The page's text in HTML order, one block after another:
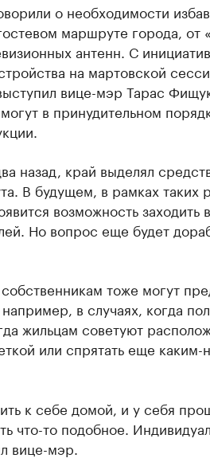
о необходимости
маршруте города, от
антенн. С
на мартовской
вице-мэр Тарас
в принудительном
назад, край выделял
В будущем, в рамках таких
возможность заходить
Но вопрос еще будет
тоже могут
в случаях, когда
жильцам советуют
или спрятать еще каким-
к себе домой, и у себя
что-то подобное.
вице-мэр.